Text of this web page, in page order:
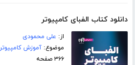
دانلود کتاب الفبای کامپیوتر
از: علی محمودی
موضوع:آموزش کامپیوتر
۳۶۶ صفحه